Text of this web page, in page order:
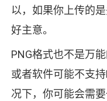
以，如果你上传的
好主意。
PNG格式也不是万
或者软件可能不支
况下，你可能会需